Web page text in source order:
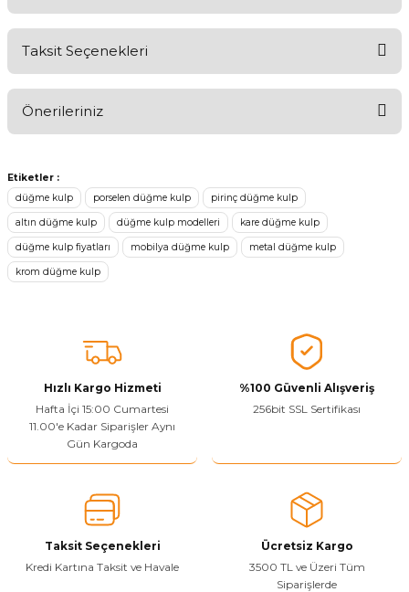
Ürünü Değerlendir
Taksit Seçenekleri
Önerileriniz
konularda yetersiz gördüğünüz noktaları öneri formunu kullanarak
tarafımıza iletebilirsiniz.
Görüş ve önerileriniz için teşekkür ederiz.
Ürün resmi kalitesiz, bozuk veya görüntülenemiyor.
Ürün açıklamasında eksik bilgiler bulunuyor.
Bu ürüne benzer farklı alternatifler olmalı.
Etiketler :
düğme kulp
porselen düğme kulp pirinç düğme kulp
altın düğme kulp düğme kulp modelleri kare düğme kulp
düğme kulp fiyatları mobilya düğme kulp metal düğme kulp
krom düğme kulp
Hızlı Kargo Hizmeti
Hafta İçi 15:00 Cumartesi
11.00'e Kadar Siparişler Aynı
Gün Kargoda
%100 Güvenli Alışveriş
256bit SSL Sertifikası
Taksit Seçenekleri
Kredi Kartına Taksit ve Havale
Ücretsiz Kargo
3500 TL ve Üzeri Tüm
Siparişlerde